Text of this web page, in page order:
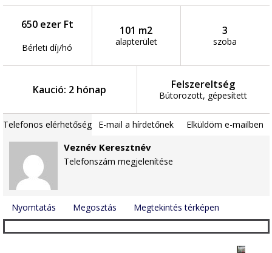
650 ezer Ft
Bérleti díj/hó
101 m2
alapterület
3
szoba
Kaució: 2 hónap Felszereltség
Bútorozott, gépesített
Telefonos elérhetőség E-mail a hírdetőnek Elküldöm e-mailben
Veznév Keresztnév
Telefonszám megjelenítése
Nyomtatás Megosztás Megtekintés térképen